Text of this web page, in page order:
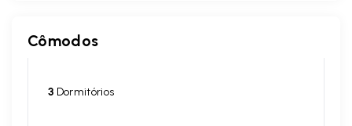
Cômodos
3 Dormitórios